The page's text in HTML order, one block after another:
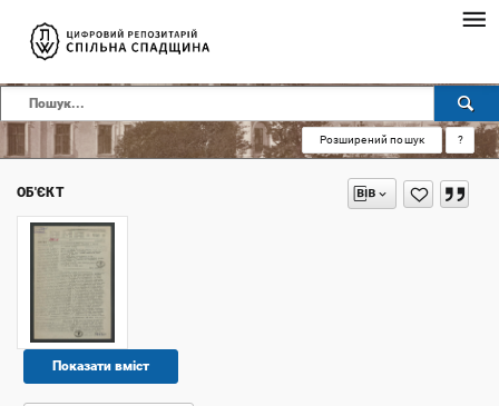
Розширений пошук ?
ОБ'ЄКТ
Показати вміст